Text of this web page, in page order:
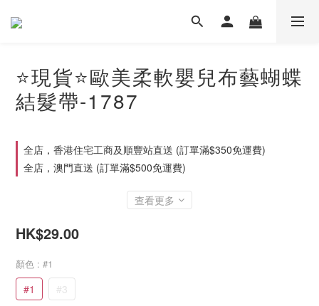
⭐現貨⭐歐美柔軟嬰兒布藝蝴蝶
結髮帶-1787
全店，香港住宅工商及順豐站直送 (訂單滿$350免運費)
全店，澳門直送 (訂單滿$500免運費)
查看更多
HK$29.00
顏色 : #1
#1 #3